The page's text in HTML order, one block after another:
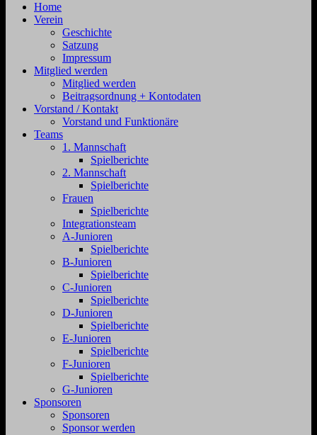
Zehdenick
Jahnstraße
Zehdenick
Home
Verein
Geschichte
Satzung
Impressum
Mitglied werden
Mitglied werden
Beitragsordnung + Kontodaten
Vorstand / Kontakt
Vorstand und Funktionäre
Teams
1. Mannschaft
Spielberichte
2. Mannschaft
Spielberichte
Frauen
Spielberichte
Integrationsteam
A-Junioren
Spielberichte
B-Junioren
Spielberichte
C-Junioren
Spielberichte
D-Junioren
Spielberichte
E-Junioren
Spielberichte
F-Junioren
Spielberichte
G-Junioren
Sponsoren
Sponsoren
Sponsor werden